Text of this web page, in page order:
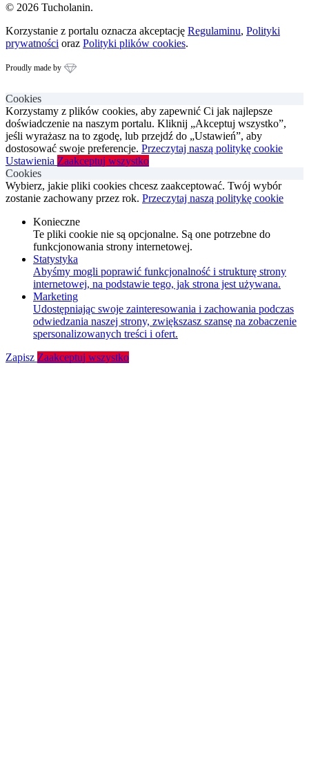
© 2026 Tucholanin.
Korzystanie z portalu oznacza akceptację Regulaminu, Polityki
prywatności oraz Polityki plików cookies.
Proudly made by
Cookies
Korzystamy z plików cookies, aby zapewnić Ci jak najlepsze
doświadczenie na naszym portalu. Kliknij „Akceptuj wszystko”,
jeśli wyrażasz na to zgodę, lub przejdź do „Ustawień”, aby
dostosować swoje preferencje. Przeczytaj naszą politykę cookie
Ustawienia Zaakceptuj wszystko
Cookies
Wybierz, jakie pliki cookies chcesz zaakceptować. Twój wybór
zostanie zachowany przez rok. Przeczytaj naszą politykę cookie
Konieczne
Te pliki cookie nie są opcjonalne. Są one potrzebne do
funkcjonowania strony internetowej.
Statystyka
Abyśmy mogli poprawić funkcjonalność i strukturę strony
internetowej, na podstawie tego, jak strona jest używana.
Marketing
Udostępniając swoje zainteresowania i zachowania podczas
odwiedzania naszej strony, zwiększasz szansę na zobaczenie
spersonalizowanych treści i ofert.
Zapisz Zaakceptuj wszystko